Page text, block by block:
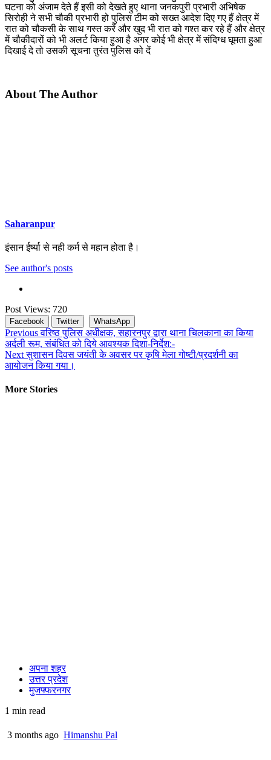
घटना को अंजाम देते हैं इसी को देखते हुए थाना जनकपुरी प्रभारी अभिषेक
सिरोही ने सभी चौकी प्रभारी हो पुलिस टीम को सख्त आदेश दिए गए हैं क्षेत्र में
रात को चौकसी के साथ गस्त करें और खुद भी रात को गश्त कर रहे हैं और क्षेत्र
में चौकीदारों को भी अलर्ट किया हुआ है अगर कोई भी क्षेत्र में संदिग्ध घूमता हुआ
दिखाई दे तो उसकी सूचना तुरंत पुलिस को दें
About The Author
Saharanpur
इंसान ईर्ष्या से नही कर्म से महान होता है।
See author's posts
Post Views: 720
Facebook Twitter WhatsApp
Continue
Reading
Previousवरिष्ठ पुलिस अधीक्षक, सहारनपुर द्वारा थाना चिलकाना का किया
अर्दली रूम, संबंधित को दिये आवश्यक दिशा-निर्देश:-
Nextसुशासन दिवस जयंती के अवसर पर कृषि मेला गोष्टी/प्रदर्शनी का
आयोजन किया गया।
More Stories
अपना शहर
उत्तर प्रदेश
मुजफ्फरनगर
1 min read
3 months ago Himanshu Pal